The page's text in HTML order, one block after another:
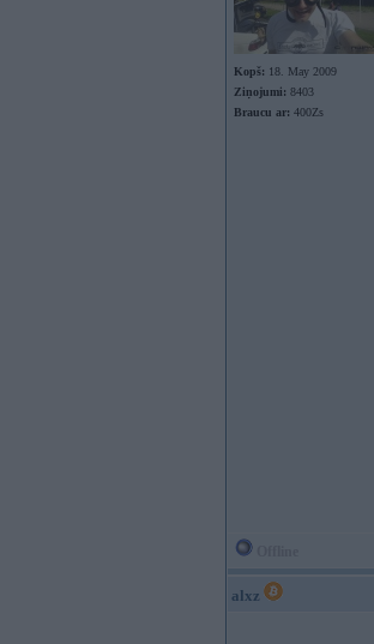
Kopš: 18. May 2009
Ziņojumi: 8403
Braucu ar: 400Zs
alxz